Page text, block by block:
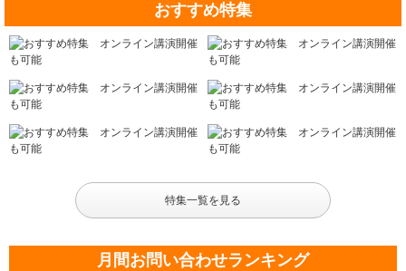
おすすめ特集
特集一覧を見る
月間お問い合わせランキング